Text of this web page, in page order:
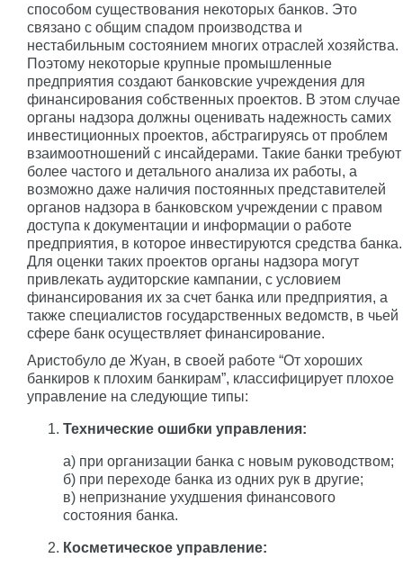
способом существования некоторых банков. Это
связано с общим спадом производства и
нестабильным состоянием многих отраслей хозяйства.
Поэтому некоторые крупные промышленные
предприятия создают банковские учреждения для
финансирования собственных проектов. В этом случае
органы надзора должны оценивать надежность самих
инвестиционных проектов, абстрагируясь от проблем
взаимоотношений с инсайдерами. Такие банки требуют
более частого и детального анализа их работы, а
возможно даже наличия постоянных представителей
органов надзора в банковском учреждении с правом
доступа к документации и информации о работе
предприятия, в которое инвестируются средства банка.
Для оценки таких проектов органы надзора могут
привлекать аудиторские кампании, с условием
финансирования их за счет банка или предприятия, а
также специалистов государственных ведомств, в чьей
сфере банк осуществляет финансирование.
Аристобуло де Жуан, в своей работе “От хороших
банкиров к плохим банкирам”, классифицирует плохое
управление на следующие типы:
Технические ошибки управления:
а) при организации банка с новым руководством;
б) при переходе банка из одних рук в другие;
в) непризнание ухудшения финансового
состояния банка.
Косметическое управление: